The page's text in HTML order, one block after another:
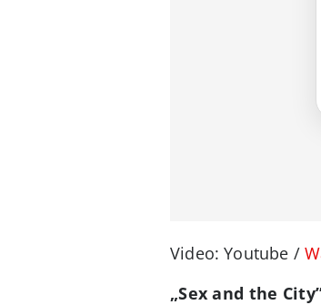
Video: Youtube /
„Sex and the